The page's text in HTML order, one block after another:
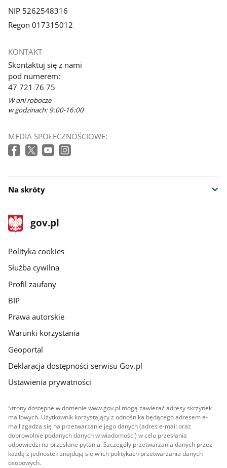
NIP 5262548316
Regon 017315012
KONTAKT
Skontaktuj się z nami
pod numerem:
47 721 76 75
W dni robocze
w godzinach: 9:00-16:00
MEDIA SPOŁECZNOŚCIOWE:
Na skróty
stopka
gov.pl
Strona
gov.pl
gov.pl
Polityka cookies
Służba cywilna
Profil zaufany
BIP
Prawa autorskie
Warunki korzystania
Geoportal
Deklaracja dostępności serwisu Gov.pl
Ustawienia prywatności
Strony dostępne w domenie www.gov.pl mogą zawierać adresy skrzynek
mailowych. Użytkownik korzystający z odnośnika będącego adresem e-
mail zgadza się na przetwarzanie jego danych (adres e-mail oraz
dobrowolnie podanych danych w wiadomości) w celu przesłania
odpowiedzi na przesłane pytania. Szczegóły przetwarzania danych przez
każdą z jednostek znajdują się w ich politykach przetwarzania danych
osobowych.